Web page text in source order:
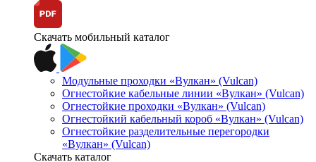
Скачать мобильный каталог
Модульные проходки «Вулкан» (Vulcan)
Огнестойкие кабельные линии «Вулкан» (Vulcan)
Огнестойкие проходки «Вулкан» (Vulcan)
Огнестойкий кабельный короб «Вулкан» (Vulcan)
Огнестойкие разделительные перегородки
«Вулкан» (Vulcan)
Скачать каталог